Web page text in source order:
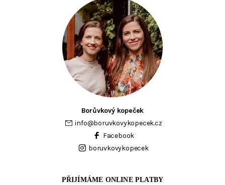
Borůvkový kopeček
info@boruvkovykopecek.cz
Facebook
boruvkovykopecek
PŘIJÍMÁME ONLINE PLATBY